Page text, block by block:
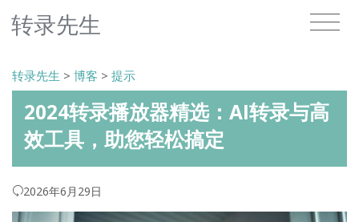
转录先生
转录先生 > 博客 > 提示
2024转录播放器精选：AI转录与高
效工具，助您轻松搞定
2026年6月29日